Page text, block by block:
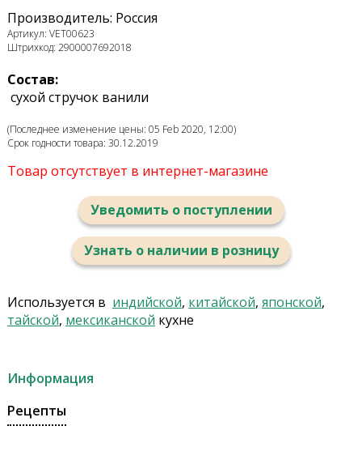
Производитель: Россия
Артикул: VET00623
Штрихкод: 2900007692018
Состав:
сухой стручок ванили
(Последнее изменение цены: 05 Feb 2020, 12:00)
Срок годности товара: 30.12.2019
Товар отсутствует в интернет-магазине
Уведомить о поступлении
Узнать о наличии в розницу
Используется в индийской, китайской, японской,
тайской, мексиканской кухне
Информация
Рецепты